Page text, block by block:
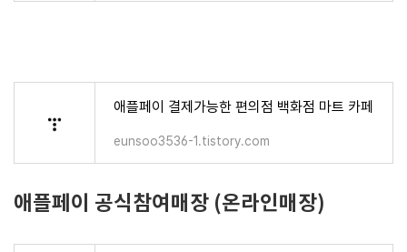
애플페이 결제가능한 편의점 백화점 마트 카페
eunsoo3536-1.tistory.com
애플페이 공식참여매장 (온라인매장)